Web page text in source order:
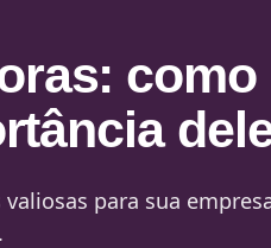
como
para sua